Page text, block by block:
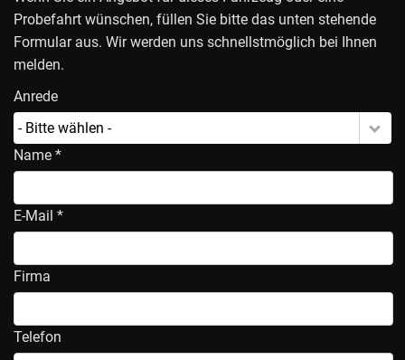
Probefahrt wünschen, füllen Sie bitte das unten stehende
Formular aus. Wir werden uns schnellstmöglich bei Ihnen
melden.
Anrede
- Bitte wählen -
Name *
E-Mail *
Firma
Telefon